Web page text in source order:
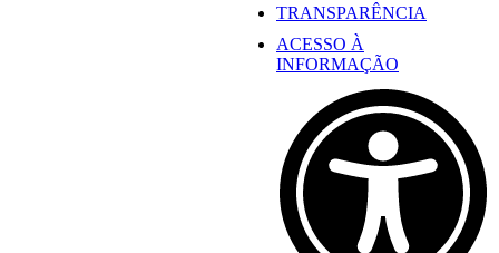
TRANSPARÊNCIA
ACESSO À
INFORMAÇÃO